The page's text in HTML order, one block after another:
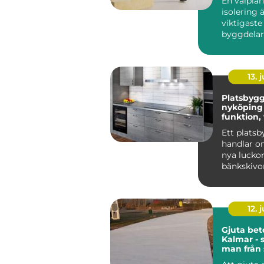
isolering
viktigaste
R...
13.
nyköping när
funktion,
Ett
handlar
nya
blir köket
12.
Gjuta
Kalmar -
man